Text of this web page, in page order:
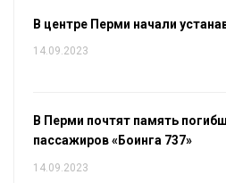
В центре Перми начали
14.09.2023
В Перми почтят память
пассажиров «Боинга 737»
14.09.2023